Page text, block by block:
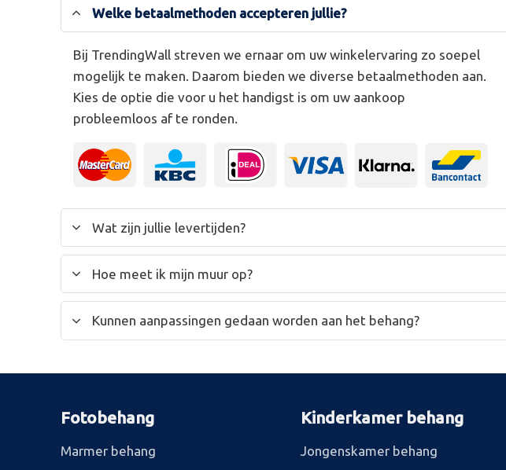
Welke betaalmethoden accepteren jullie?
Bij TrendingWall streven we ernaar om uw winkelervaring zo soepel
mogelijk te maken. Daarom bieden we diverse betaalmethoden aan.
Kies de optie die voor u het handigst is om uw aankoop
probleemloos af te ronden.
Wat zijn jullie levertijden?
Hoe meet ik mijn muur op?
Kunnen aanpassingen gedaan worden aan het behang?
Fotobehang
Marmer behang
Kinderkamer behang
Jongenskamer behang